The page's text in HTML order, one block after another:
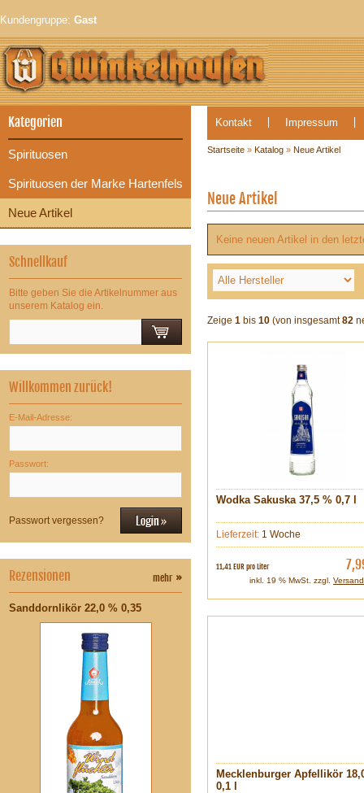
Kundengruppe: Gast
Kategorien
Spirituosen
Spirituosen der Marke Hartenfels
Neue Artikel
Schnellkauf
Bitte geben Sie die Artikelnummer aus
unserem Katalog ein.
Willkommen zurück!
E-Mail-Adresse:
Passwort:
Passwort vergessen?
Rezensionen mehr »
Sanddornlikör 22,0 % 0,35
Kontakt Impressum
Startseite » Katalog » Neue Artikel
Neue Artikel
Keine neuen Artikel in den
Zeige 1 bis 10 (von insgesamt82
Wodka Sakuska 37,5 % 0,7 l
Lieferzeit: 1 Woche
11,41 EUR pro Liter
inkl. 19 % MwSt. zzgl.
Mecklenburger Apfellikör
0,1 l